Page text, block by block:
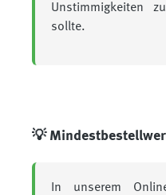
Unstimmigkeiten
sollte.
💡
In unserem